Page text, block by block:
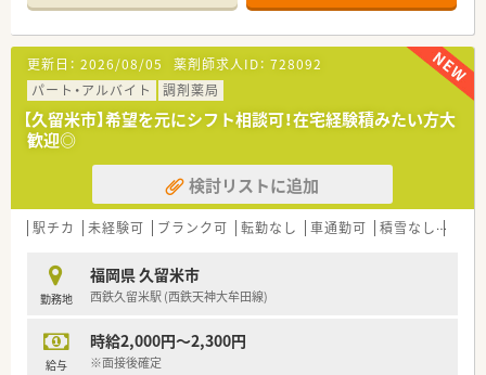
【店舗情報と応需状況について】
■最寄り駅である西鉄天神大牟田線の津福駅から車で5分ほどの
非常にアクセスしやすい場所に位置しています。
■2025年夏に開局したばかりの、新しく非常にきれいな環境で
気持ちよく業務に取り組むことができます。
■主な応需科目は在宅医療となっており、施設や居宅の患者様へ
の対応を中心とした専門店として運営しています。
【募集背景と求める人物像について】
■今回は体制強化のための欠員補充にともなう募集であり、チー
ムに馴染んで協力できる方を歓迎しています。
■地域医療への貢献や在宅医療の分野において、自ら進んで専門
■業務上での運転免許が必須条件となっており、20代から50代
前半までの幅広い方を対象としています。
■2021年12月に東京証券取引所グロース市場へ上場を果たして
いる、安定性と成長性を兼ね備えた企業です。
更新日： 2026/08/05 薬剤師求人ID： 728092
パート・アルバイト
調剤薬局
【久留米市】希望を元にシフト相談可！在宅経験積みたい方大
歓迎◎
検討リストに追加
駅チカ 未経験可 ブランク可 転勤なし 車通勤可 積雪なし
勤務地
福岡県 久留米市
西鉄久留米駅 (西鉄天神大牟田線)
給与
時給2,000円～2,300円
※面接後確定